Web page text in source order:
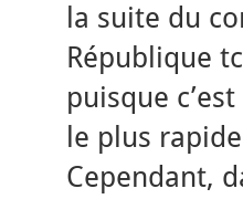
la suite du
République
puisque
le plus
Cependant,